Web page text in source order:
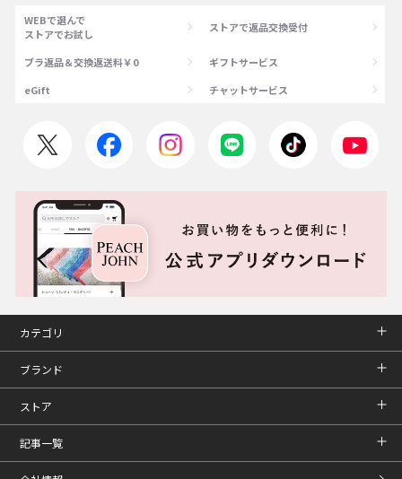
WEBで選んで
ストアでお試し
ストアで返品交換受付
ブラ返品＆交換返送料￥0
ギフトサービス
eGift
チャットサービス
カテゴリ
ブランド
ストア
記事一覧